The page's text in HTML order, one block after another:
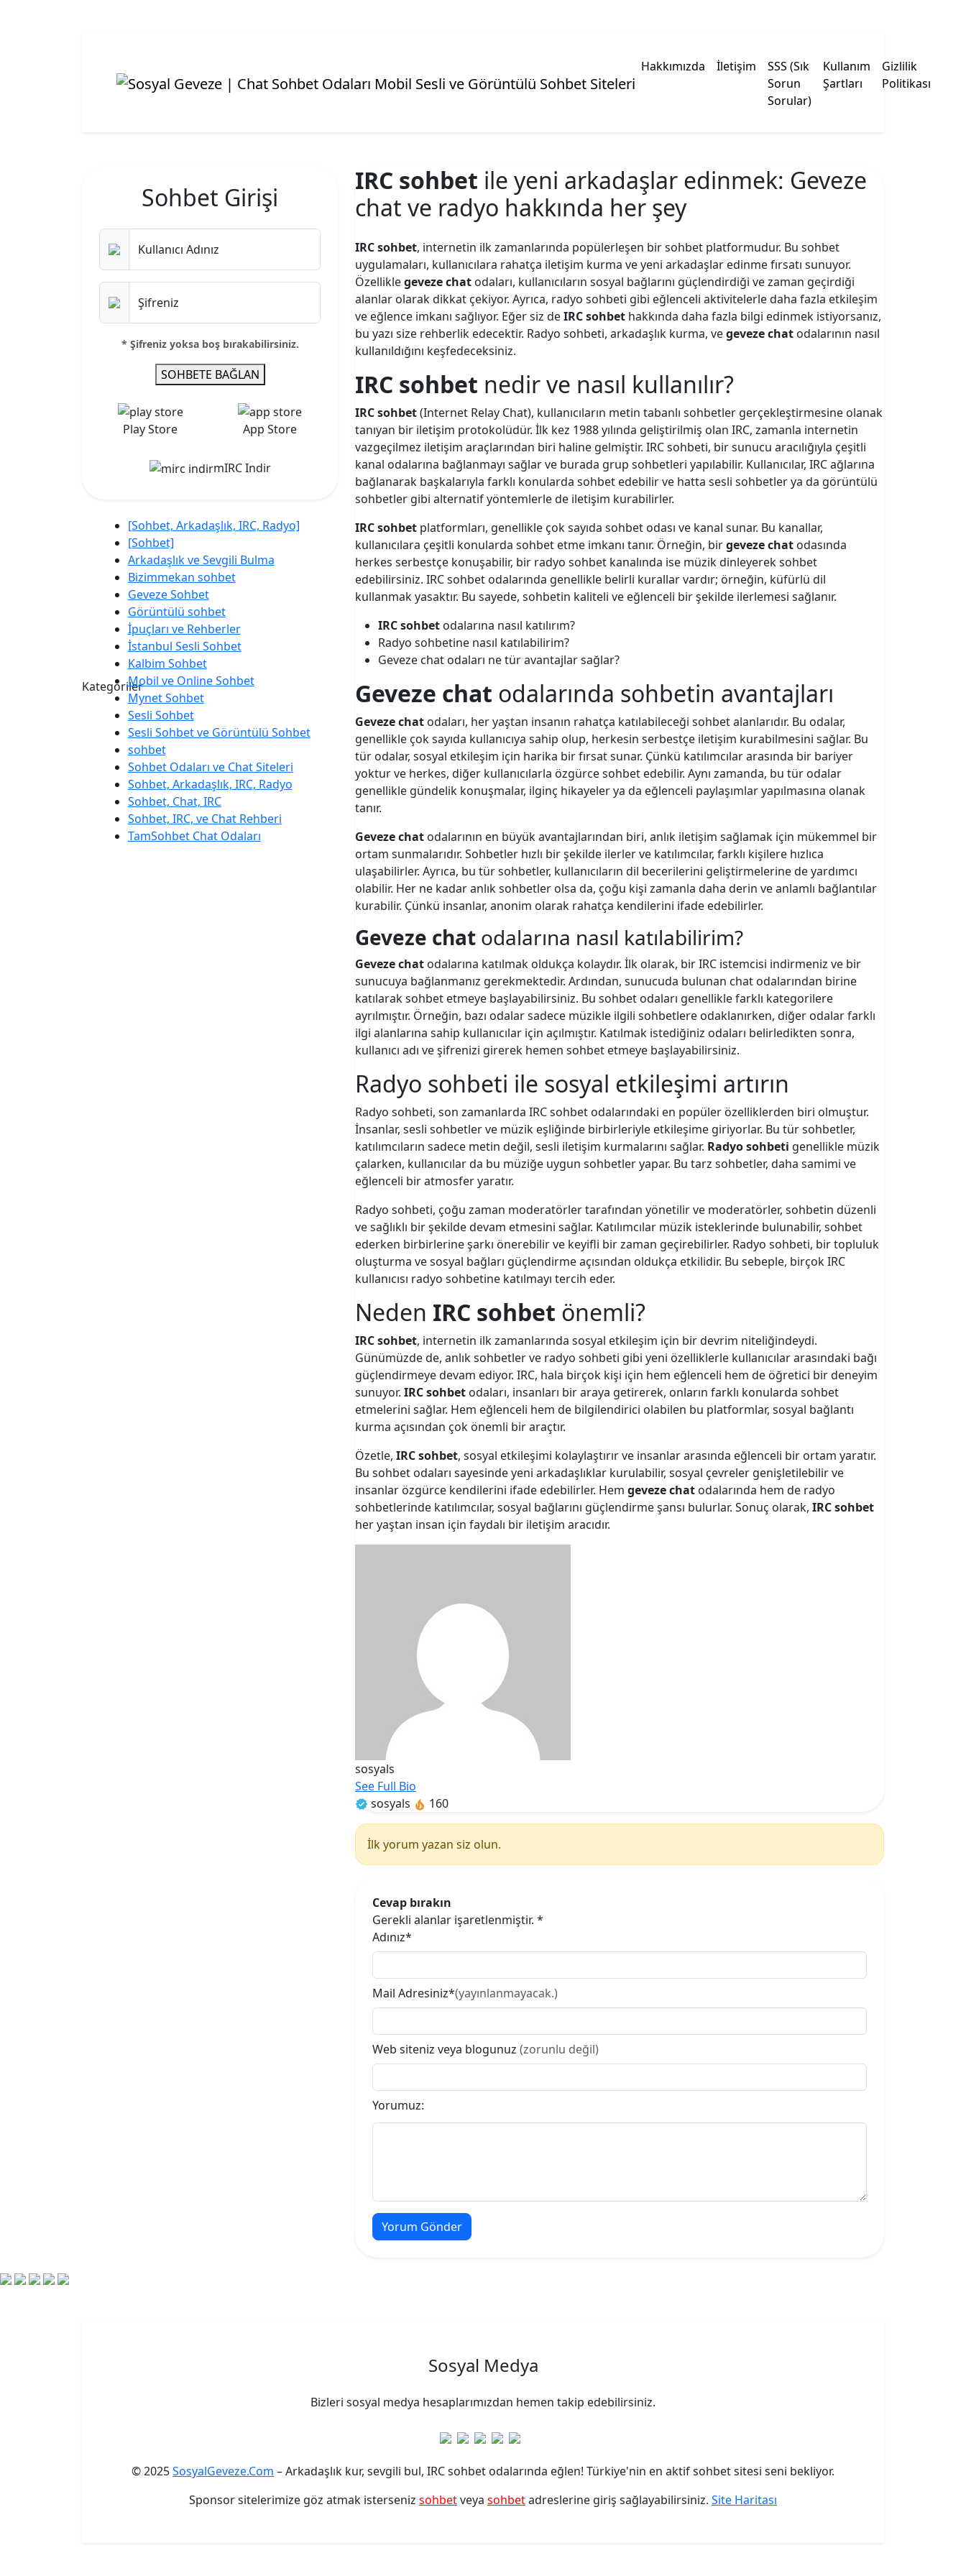
Hakkımızda İletişim
SSS (Sık
Sorun
Sorular)
Kullanım
Şartları
Gizlilik
Politikası
Sohbet Girişi
Kullanıcı Adınız
Şifreniz
* Şifreniz yoksa boş bırakabilirsiniz.
SOHBETE BAĞLAN
Play Store App Store
mIRC Indir
Kategoriler
[Sohbet, Arkadaşlık, IRC, Radyo]
[Sohbet]
Arkadaşlık ve Sevgili Bulma
Bizimmekan sohbet
Geveze Sohbet
Görüntülü sohbet
İpuçları ve Rehberler
İstanbul Sesli Sohbet
Kalbim Sohbet
Mobil ve Online Sohbet
Mynet Sohbet
Sesli Sohbet
Sesli Sohbet ve Görüntülü Sohbet
sohbet
Sohbet Odaları ve Chat Siteleri
Sohbet, Arkadaşlık, IRC, Radyo
Sohbet, Chat, IRC
Sohbet, IRC, ve Chat Rehberi
TamSohbet Chat Odaları
IRC sohbet ile yeni arkadaşlar edinmek: Geveze
chat ve radyo hakkında her şey
IRC sohbet, internetin ilk zamanlarında popülerleşen bir sohbet platformudur. Bu sohbet
uygulamaları, kullanıcılara rahatça iletişim kurma ve yeni arkadaşlar edinme fırsatı sunuyor.
Özelliklegeveze chat odaları, kullanıcıların sosyal bağlarını güçlendirdiği ve zaman geçirdiği
alanlar olarak dikkat çekiyor. Ayrıca, radyo sohbeti gibi eğlenceli aktivitelerle daha fazla etkileşim
ve eğlence imkanı sağlıyor. Eğer siz deIRC sohbet hakkında daha fazla bilgi edinmek istiyorsanız,
bu yazı size rehberlik edecektir. Radyo sohbeti, arkadaşlık kurma, vegeveze chat odalarının nasıl
kullanıldığını keşfedeceksiniz.
IRC sohbet nedir ve nasıl kullanılır?
IRC sohbet(Internet Relay Chat), kullanıcıların metin tabanlı sohbetler gerçekleştirmesine olanak
tanıyan bir iletişim protokolüdür. İlk kez 1988 yılında geliştirilmiş olan IRC, zamanla internetin
vazgeçilmez iletişim araçlarından biri haline gelmiştir. IRC sohbeti, bir sunucu aracılığıyla çeşitli
kanal odalarına bağlanmayı sağlar ve burada grup sohbetleri yapılabilir. Kullanıcılar, IRC ağlarına
bağlanarak başkalarıyla farklı konularda sohbet edebilir ve hatta sesli sohbetler ya da görüntülü
sohbetler gibi alternatif yöntemlerle de iletişim kurabilirler.
IRC sohbet platformları, genellikle çok sayıda sohbet odası ve kanal sunar. Bu kanallar,
kullanıcılara çeşitli konularda sohbet etme imkanı tanır. Örneğin, birgeveze chat odasında
herkes serbestçe konuşabilir, bir radyo sohbet kanalında ise müzik dinleyerek sohbet
edebilirsiniz. IRC sohbet odalarında genellikle belirli kurallar vardır; örneğin, küfürlü dil
kullanmak yasaktır. Bu sayede, sohbetin kaliteli ve eğlenceli bir şekilde ilerlemesi sağlanır.
IRC sohbet odalarına nasıl katılırım?
Radyo sohbetine nasıl katılabilirim?
Geveze chat odaları ne tür avantajlar sağlar?
Geveze chat odalarında sohbetin avantajları
Geveze chat odaları, her yaştan insanın rahatça katılabileceği sohbet alanlarıdır. Bu odalar,
genellikle çok sayıda kullanıcıya sahip olup, herkesin serbestçe iletişim kurabilmesini sağlar. Bu
tür odalar, sosyal etkileşim için harika bir fırsat sunar. Çünkü katılımcılar arasında bir bariyer
yoktur ve herkes, diğer kullanıcılarla özgürce sohbet edebilir. Aynı zamanda, bu tür odalar
genellikle gündelik konuşmalar, ilginç hikayeler ya da eğlenceli paylaşımlar yapılmasına olanak
tanır.
Geveze chat odalarının en büyük avantajlarından biri, anlık iletişim sağlamak için mükemmel bir
ortam sunmalarıdır. Sohbetler hızlı bir şekilde ilerler ve katılımcılar, farklı kişilere hızlıca
ulaşabilirler. Ayrıca, bu tür sohbetler, kullanıcıların dil becerilerini geliştirmelerine de yardımcı
olabilir. Her ne kadar anlık sohbetler olsa da, çoğu kişi zamanla daha derin ve anlamlı bağlantılar
kurabilir. Çünkü insanlar, anonim olarak rahatça kendilerini ifade edebilirler.
Geveze chat odalarına nasıl katılabilirim?
Geveze chat odalarına katılmak oldukça kolaydır. İlk olarak, bir IRC istemcisi indirmeniz ve bir
sunucuya bağlanmanız gerekmektedir. Ardından, sunucuda bulunan chat odalarından birine
katılarak sohbet etmeye başlayabilirsiniz. Bu sohbet odaları genellikle farklı kategorilere
ayrılmıştır. Örneğin, bazı odalar sadece müzikle ilgili sohbetlere odaklanırken, diğer odalar farklı
ilgi alanlarına sahip kullanıcılar için açılmıştır. Katılmak istediğiniz odaları belirledikten sonra,
kullanıcı adı ve şifrenizi girerek hemen sohbet etmeye başlayabilirsiniz.
Radyo sohbeti ile sosyal etkileşimi artırın
Radyo sohbeti, son zamanlarda IRC sohbet odalarındaki en popüler özelliklerden biri olmuştur.
İnsanlar, sesli sohbetler ve müzik eşliğinde birbirleriyle etkileşime giriyorlar. Bu tür sohbetler,
katılımcıların sadece metin değil, sesli iletişim kurmalarını sağlar. Radyo sohbeti genellikle müzik
çalarken, kullanıcılar da bu müziğe uygun sohbetler yapar. Bu tarz sohbetler, daha samimi ve
eğlenceli bir atmosfer yaratır.
Radyo sohbeti, çoğu zaman moderatörler tarafından yönetilir ve moderatörler, sohbetin düzenli
ve sağlıklı bir şekilde devam etmesini sağlar. Katılımcılar müzik isteklerinde bulunabilir, sohbet
ederken birbirlerine şarkı önerebilir ve keyifli bir zaman geçirebilirler. Radyo sohbeti, bir topluluk
oluşturma ve sosyal bağları güçlendirme açısından oldukça etkilidir. Bu sebeple, birçok IRC
kullanıcısı radyo sohbetine katılmayı tercih eder.
Neden IRC sohbet önemli?
IRC sohbet, internetin ilk zamanlarında sosyal etkileşim için bir devrim niteliğindeydi.
Günümüzde de, anlık sohbetler ve radyo sohbeti gibi yeni özelliklerle kullanıcılar arasındaki bağı
güçlendirmeye devam ediyor. IRC, hala birçok kişi için hem eğlenceli hem de öğretici bir deneyim
sunuyor. IRC sohbet odaları, insanları bir araya getirerek, onların farklı konularda sohbet
etmelerini sağlar. Hem eğlenceli hem de bilgilendirici olabilen bu platformlar, sosyal bağlantı
kurma açısından çok önemli bir araçtır.
Özetle, IRC sohbet, sosyal etkileşimi kolaylaştırır ve insanlar arasında eğlenceli bir ortam yaratır.
Bu sohbet odaları sayesinde yeni arkadaşlıklar kurulabilir, sosyal çevreler genişletilebilir ve
insanlar özgürce kendilerini ifade edebilirler. Hem geveze chat odalarında hem de radyo
sohbetlerinde katılımcılar, sosyal bağlarını güçlendirme şansı bulurlar. Sonuç olarak, IRC sohbet
her yaştan insan için faydalı bir iletişim aracıdır.
sosyals
See Full Bio
sosyals
160
İlk yorum yazan siz olun.
Cevap bırakın
Gerekli alanlar işaretlenmiştir. *
Adınız*
Mail Adresiniz*(yayınlanmayacak.)
Web siteniz veya blogunuz (zorunlu değil)
Yorumuz:
Sosyal Medya
Bizleri sosyal medya hesaplarımızdan hemen takip edebilirsiniz.
© 2025SosyalGeveze.Com – Arkadaşlık kur, sevgili bul, IRC sohbet odalarında eğlen! Türkiye'nin en aktif sohbet sitesi seni bekliyor.
Sponsor sitelerimize göz atmak isterseniz sohbetveya sohbetadreslerine giriş sağlayabilirsiniz. Site Haritası